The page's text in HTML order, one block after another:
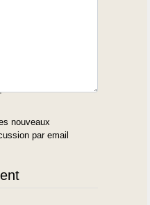
nouveaux
par email